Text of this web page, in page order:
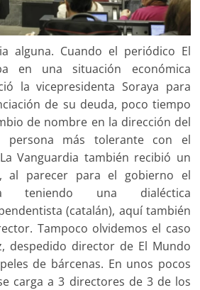
alguna. Cuando el periódico El
en una situación económica
la vicepresidenta Soraya para
de su deuda, poco tiempo
de nombre en la dirección del
persona más tolerante con el
Vanguardia también recibió un
al parecer para el gobierno el
teniendo una dialéctica
(catalán), aquí también
Tampoco olvidemos el caso
despedido director de El Mundo
de bárcenas. En unos pocos
carga a 3 directores de 3 de los